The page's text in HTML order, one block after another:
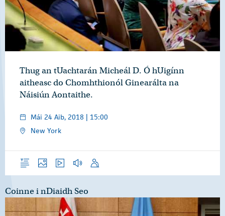
Thug an tUachtarán Micheál D. Ó hUigínn
aitheasc do Chomhthionól Ginearálta na
Náisiún Aontaithe.
Mái 24 Aib, 2018 | 15:00
New York
ForléargasGrianghraif
Físeáin Gearrthóga Fuaime
Óraid
Coinne i nDiaidh Seo